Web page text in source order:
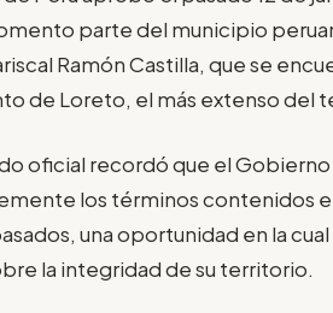
parte del municipio
Ramón Castilla, que se
de Loreto, el más extenso del
oficial recordó que el
los términos contenidos
una oportunidad en la
la integridad de su territorio.